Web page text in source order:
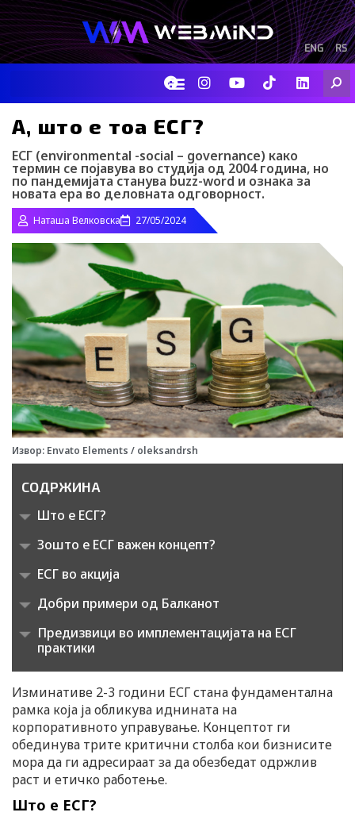
Skip
to
content
RS
ENG
F
a
c
e
b
o
o
k
I
n
s
r
a
m
Y
o
u
e
I
c
o
k
-
t
o
i
c
n
L
i
n
n
A, што е тоа ЕСГ?
ЕСГ (еnvironmental -ѕocial – governance) како
термин се појавува во студија од 2004 година, но
по пандемијата станува buzz-word и ознака за
новата ера во деловната одговорност.
Наташа Велковска 27/05/2024
Извор: Envato Elements / oleksandrsh
СОДРЖИНА
Што е ЕСГ?
Зошто е ЕСГ важен концепт?
ЕСГ во акција
Добри примери од Балканот
Предизвици во имплементацијата на ЕСГ
практики
Изминативе 2-3 години ЕСГ стана фундаментална
рамка која ја обликува иднината на
корпоративното управување. Концептот ги
обединува трите критични столба кои бизнисите
мора да ги адресираат за да обезбедат одржлив
раст и етичко работење.
Што е ЕСГ?